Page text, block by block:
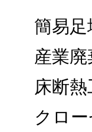
簡易
産業
床断
クロ